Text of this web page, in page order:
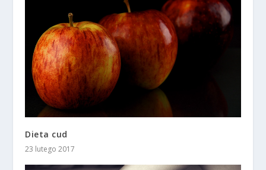
Dieta cud
23 lutego 2017